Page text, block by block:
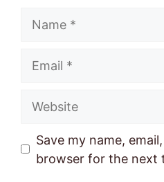
Website
Save my name,
browser for the next